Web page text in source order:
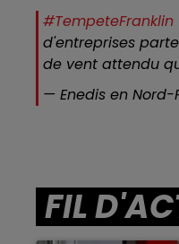
#TempeteFranklin
d'entreprises
de vent attendu
— Enedis en
FIL